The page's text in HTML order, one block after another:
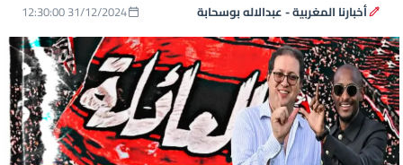
أخبارنا المغربية - عبدالاله بوسحابة 31/12/2024 12:30:00